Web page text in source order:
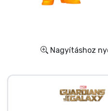
Nagyításhoz
Animés cuccok